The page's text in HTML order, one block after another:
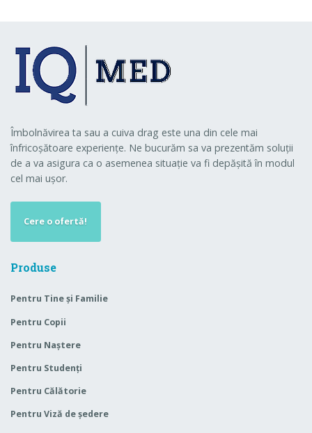
Îmbolnăvirea ta sau a cuiva drag este una din cele mai
înfricoșătoare experiențe. Ne bucurăm sa va prezentăm soluții
de a va asigura ca o asemenea situație va fi depășită în modul
cel mai ușor.
Cere o ofertă!
Produse
Pentru Tine și Familie
Pentru Copii
Pentru Naștere
Pentru Studenți
Pentru Călătorie
Pentru Viză de ședere